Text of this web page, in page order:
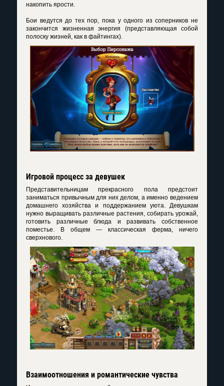
накопить ярости.
Бои ведутся до тех пор, пока у одного из соперников не
закончится жизненная энергия (представляющая собой
полоску жизней, как в файтингах).
Игровой процесс за девушек
Представительницам прекрасного пола предстоит
заниматься привычным для них делом, а именно ведением
домашнего хозяйства и поддержанием уюта. Девушкам
нужно выращивать различные растения, собирать урожай,
готовить различные блюда и развивать собственное
поместье. В общем — классическая ферма, ничего
сверхнового.
Взаимоотношения и романтические чувства